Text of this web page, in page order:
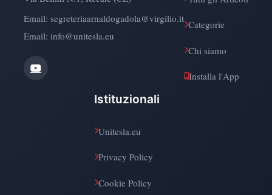
Email: segreteriaarnaldogadola@virgilio.it
Email: info@unitesla.eu
Categorie
Chi siamo
Installa l'App
Istituzionali
Unitesla.eu
Privacy Policy
Cookie Policy